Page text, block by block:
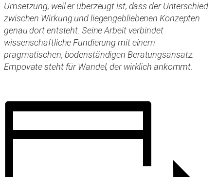
Umsetzung, weil er überzeugt ist, dass der Unterschied
zwischen Wirkung und liegengebliebenen Konzepten
genau dort entsteht. Seine Arbeit verbindet
wissenschaftliche Fundierung mit einem
pragmatischen, bodenständigen Beratungsansatz.
Empovate steht für Wandel, der wirklich ankommt.